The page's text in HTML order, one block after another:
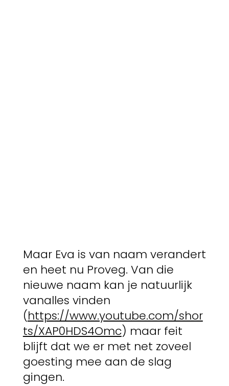
Maar Eva is van naam verandert
en heet nu Proveg. Van die
nieuwe naam kan je natuurlijk
vanalles vinden
(https://www.youtube.com/shor
ts/XAP0HDS4Omc) maar feit
blijft dat we er met net zoveel
goesting mee aan de slag
gingen.